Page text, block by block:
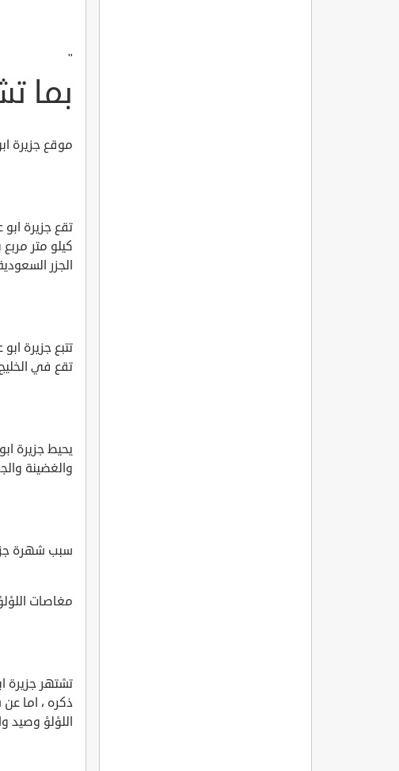
"
بما
موقع جزيرة
الجزر
تقع في الخليج العربي بنسبة 11 %
يحيط جزيرة
والغضينة
سبب شهرة
مغاصات
تشتهر جزيرة
ذكره ، اما
اللؤلؤ وصيد